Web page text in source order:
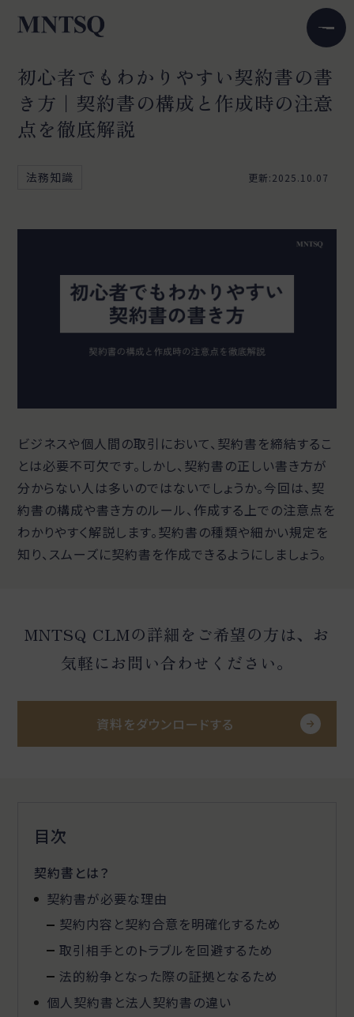
初心者でもわかりやすい契約書の書
き方｜契約書の構成と作成時の注意
点を徹底解説
法務知識 更新:2025.10.07
ビジネスや個人間の取引において、契約書を締結するこ
とは必要不可欠です。しかし、契約書の正しい書き方が
分からない人は多いのではないでしょうか。今回は、契
約書の構成や書き方のルール、作成する上での注意点を
わかりやすく解説します。契約書の種類や細かい規定を
知り、スムーズに契約書を作成できるようにしましょう。
MNTSQ CLMの詳細をご希望の方は、お
気軽にお問い合わせください。
資料をダウンロードする
目次
契約書とは？
契約書が必要な理由
契約内容と契約合意を明確化するため
取引相手とのトラブルを回避するため
法的紛争となった際の証拠となるため
個人契約書と法人契約書の違い